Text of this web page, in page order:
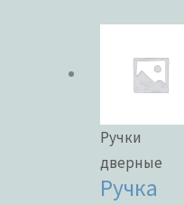
Ручки
дверные
Ручка